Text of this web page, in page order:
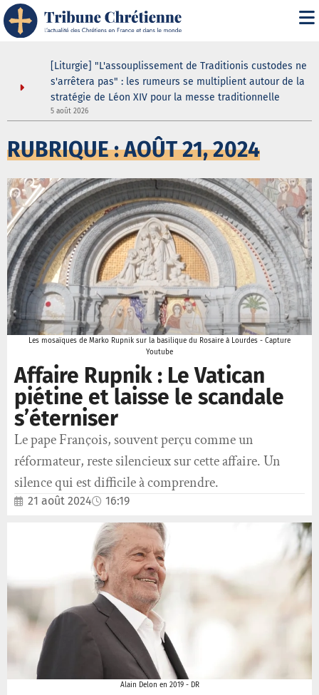
[Liturgie] "L'assouplissement de Traditionis custodes ne
s'arrêtera pas" : les rumeurs se multiplient autour de la
stratégie de Léon XIV pour la messe traditionnelle
5 août 2026
RUBRIQUE : AOÛT 21, 2024
Les mosaïques de Marko Rupnik sur la basilique du Rosaire à Lourdes - Capture
Youtube
Affaire Rupnik : Le Vatican
piétine et laisse le scandale
s’éterniser
Le pape François, souvent perçu comme un
réformateur, reste silencieux sur cette affaire. Un
silence qui est difficile à comprendre.
21 août 2024 16:19
Alain Delon en 2019 - DR